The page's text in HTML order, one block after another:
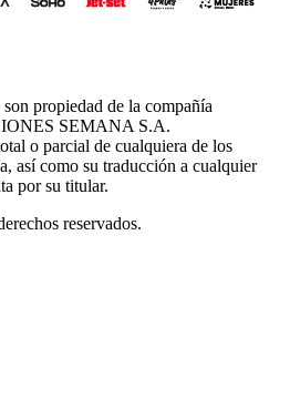
propiedad de la compañía
SEMANA S.A.
o parcial de cualquiera de los
así como su traducción a cualquier
por su titular.
reservados.